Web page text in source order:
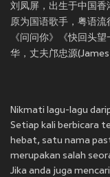
刘凤屏，出生于中国香
原为国语歌手，粤语
《问问你》《快回头
华，丈夫邝忠源
Nikmati lagu-lagu
Setiap kali berbicara
hebat, satu nama
merupakan salah
Jika anda juga